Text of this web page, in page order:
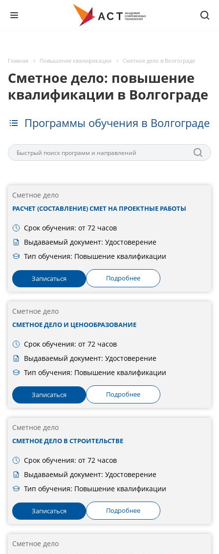
Главная Повышение квалификации Сметное дело в Волгограде
Сметное дело: повышение
квалификации в Волгограде
Программы обучения в Волгограде
Сметное дело
РАСЧЕТ (СОСТАВЛЕНИЕ) СМЕТ НА ПРОЕКТНЫЕ РАБОТЫ
Срок обучения: от 72 часов
Выдаваемый документ: Удостоверение
Тип обучения: Повышение квалификации
Записаться Подробнее
Сметное дело
СМЕТНОЕ ДЕЛО И ЦЕНООБРАЗОВАНИЕ
Срок обучения: от 72 часов
Выдаваемый документ: Удостоверение
Тип обучения: Повышение квалификации
Записаться Подробнее
Сметное дело
СМЕТНОЕ ДЕЛО В СТРОИТЕЛЬСТВЕ
Срок обучения: от 72 часов
Выдаваемый документ: Удостоверение
Тип обучения: Повышение квалификации
Записаться Подробнее
Сметное дело